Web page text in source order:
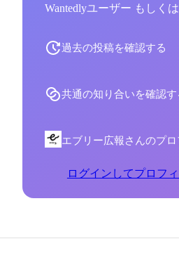
Wantedlyユーザー もしく
過去の投稿を確認する
共通の知り合いを確認す
エブリー広報さんのプ
ログインしてプロフ